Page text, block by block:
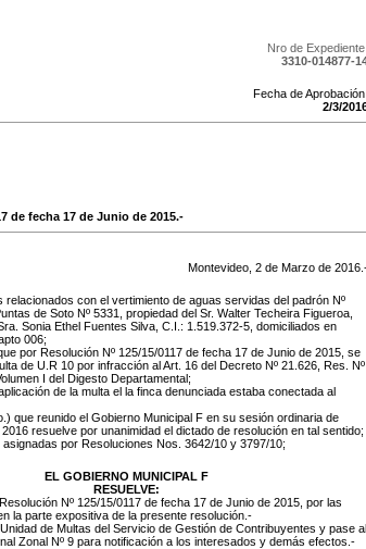
Nro de
3310-014877-
Fecha de
2/3/
de fecha 17 de Junio de 2015.-
Montevideo, 2 de Marzo de 2016
relacionados con el vertimiento de aguas servidas del padrón Nº
de Soto Nº 5331, propiedad del Sr. Walter Techeira Figueroa,
Sonia Ethel Fuentes Silva, C.I.: 1.519.372-5, domiciliados en
006;
por Resolución Nº 125/15/0117 de fecha 17 de Junio de 2015, se
de U.R 10 por infracción al Art. 16 del Decreto Nº 21.626, Res. Nº
I del Digesto Departamental;
de la multa el la finca denunciada estaba conectada al
que reunido el Gobierno Municipal F en su sesión ordinaria de
resuelve por unanimidad el dictado de resolución en tal sentido;
por Resoluciones Nos. 3642/10 y 3797/10;
EL GOBIERNO MUNICIPAL F
RESUELVE:
Nº 125/15/0117 de fecha 17 de Junio de 2015 , por las
la parte expositiva de la presente resolución.-
de Multas del Servicio de Gestión de Contribuyentes y pase
Zonal Nº 9 para notificación a los interesados y demás efectos.-